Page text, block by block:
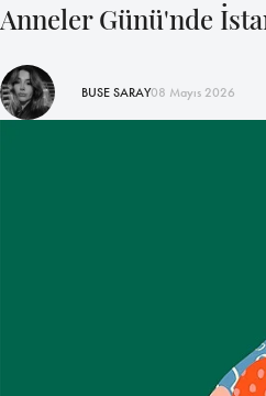
Anneler Günü'nde
BUSE SARAY08 Mayıs 2026